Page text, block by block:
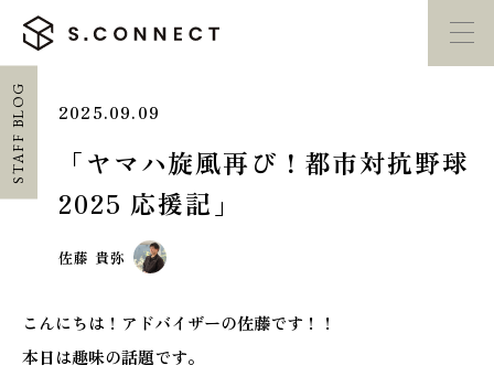
ホーム
家づくり勉強会
STAFF BLOG 2025.09.09
「ヤマハ旋風再び！都市対抗野球
2025 応援記」
佐藤 貴弥
こんにちは！アドバイザーの佐藤です！！
本日は趣味の話題です。